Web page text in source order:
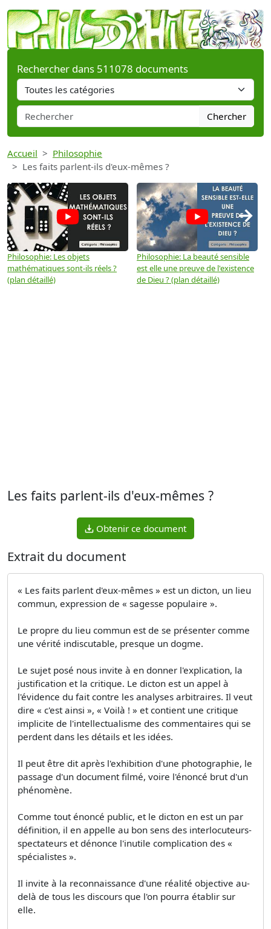
Rechercher dans 511078 documents
Chercher
Accueil
Philosophie
Les faits parlent-ils d'eux-mêmes ?
Philosophie: Les objets
mathématiques sont-ils réels ?
(plan détaillé)
Philosophie: La beauté sensible
est elle une preuve de l'existence
de Dieu ? (plan détaillé)
→
Les faits parlent-ils d'eux-mêmes ?
Obtenir ce document
Extrait du document
« Les faits parlent d'eux-mêmes » est un dicton, un lieu
commun, expression de « sagesse populaire ».
Le propre du lieu commun est de se présenter comme
une vérité indiscutable, presque un dogme.
Le sujet posé nous invite à en donner l'explication, la
justification et la critique. Le dicton est un appel à
l'évidence du fait contre les analyses arbitraires. Il veut
dire « c'est ainsi », « Voilà ! » et contient une critique
implicite de l'intellectualisme des commentaires qui se
perdent dans les détails et les idées.
Il peut être dit après l'exhibition d'une photographie, le
passage d'un document filmé, voire l'énoncé brut d'un
phénomène.
Comme tout énoncé public, et le dicton en est un par
définition, il en appelle au bon sens des interlocuteurs-
spectateurs et dénonce l'inutile complication des «
spécialistes ».
Il invite à la reconnaissance d'une réalité objective au-
delà de tous les discours que l'on pourra établir sur
elle.